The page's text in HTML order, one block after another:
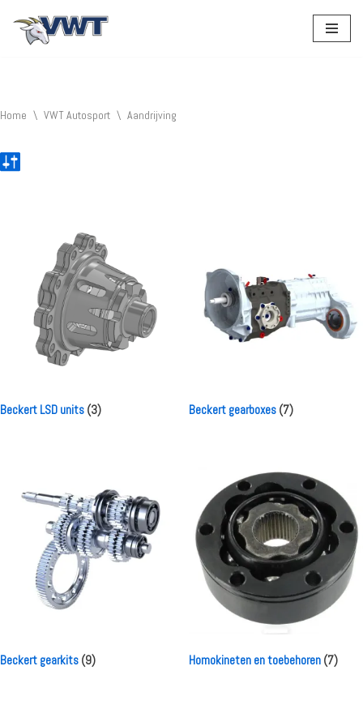
Home \ VWT Autosport \ Aandrijving
Beckert LSD units (3) Beckert gearboxes (7)
Beckert gearkits (9) Homokineten en toebehoren (7)